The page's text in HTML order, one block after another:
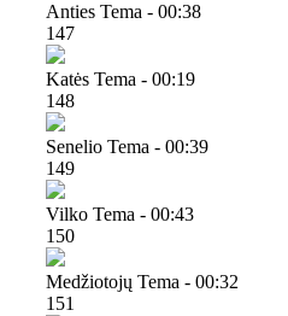
Anties Tema - 00:38
147
Katės Tema - 00:19
148
Senelio Tema - 00:39
149
Vilko Tema - 00:43
150
Medžiotojų Tema - 00:32
151